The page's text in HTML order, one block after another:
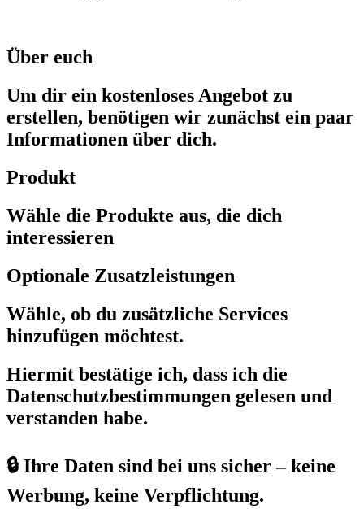
Über euch
Um dir ein kostenloses Angebot zu
erstellen, benötigen wir zunächst ein paar
Informationen über dich.
Produkt
Wähle die Produkte aus, die dich
interessieren
Optionale Zusatzleistungen
Wähle, ob du zusätzliche Services
hinzufügen möchtest.
Hiermit bestätige ich, dass ich die
Datenschutzbestimmungen gelesen und
verstanden habe.
🔒 Ihre Daten sind bei uns sicher – keine
Werbung, keine Verpflichtung.